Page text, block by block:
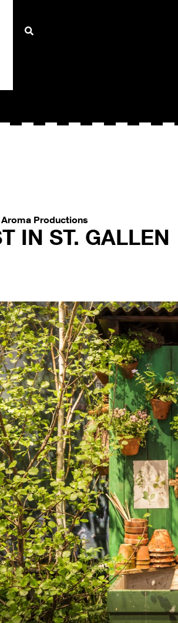
Productions
IN ST. GALLEN